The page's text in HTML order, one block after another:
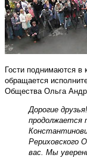
Гости поднимаются в
обращается
Общества Ольга
Дорогие
продолжается
Рериховского
вас. Мы